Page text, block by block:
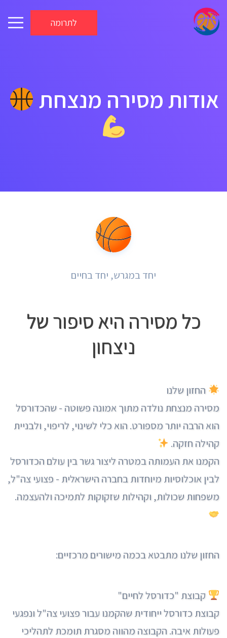
לתרומה
אודות מסירה מנצחת
יחד במגרש, יחד בחיים
כל מסירה היא סיפור של
ניצחון
החזון שלנו
מסירה מנצחת נולדה מתוך אמונה פשוטה - שהכדורסל
הוא הרבה יותר מספורט. הוא כלי לשינוי, לריפוי, ולבניית
קהילה חזקה.
הקמנו את העמותה במטרה ליצור גשר בין עולם הכדורסל
לבין אוכלוסיות מיוחדות בחברה הישראלית - פצועי צה"ל,
משפחות שכולות, וקהילות שזקוקות לתמיכה ולהעצמה.
החזון שלנו מתבטא בכמה מישורים מרכזיים:
קבוצת "כדורסל לחיים"
קבוצת כדורסל ייחודית שהקמנו עבור פצועי צה"ל ונפגעי
פעולות איבה. הקבוצה מהווה מסגרת תומכת לתהליכי